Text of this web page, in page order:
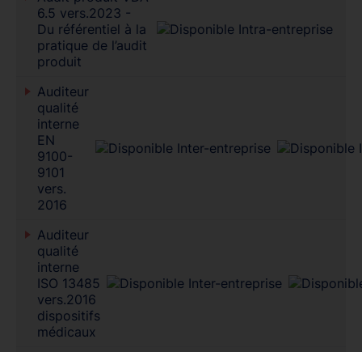
6.5 vers.2023 -
Du référentiel à la
pratique de l’audit
produit
Auditeur
qualité
interne
EN
9100-
9101
vers.
2016
Auditeur
qualité
interne
ISO 13485
vers.2016
dispositifs
médicaux